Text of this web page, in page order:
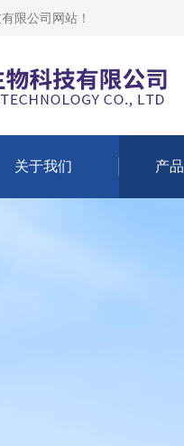
限公司网站 ！
关于我们 产